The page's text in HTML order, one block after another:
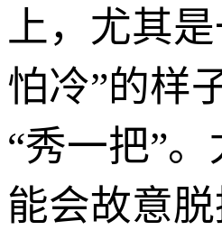
上，尤其
怕冷”的样
“秀一把”
能会故意